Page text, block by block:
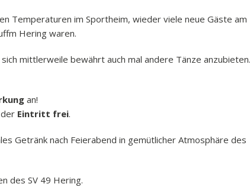
Temperaturen im Sportheim, wieder viele neue Gäste am
Hering waren.
mittlerweile bewährt auch mal andere Tänze anzubieten.
an!
Eintritt frei.
Getränk nach Feierabend in gemütlicher Atmosphäre des
des SV 49 Hering.